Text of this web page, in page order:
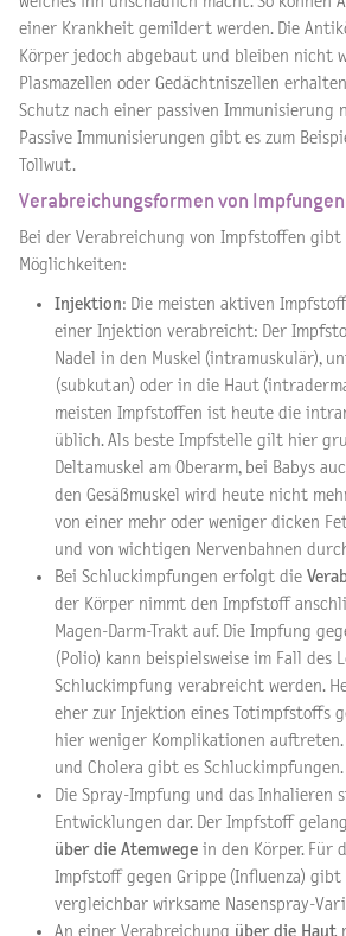
einer Krankheit gemildert werden. Die
Körper jedoch abgebaut und bleiben nicht
Plasmazellen oder Gedächtniszellen
Schutz nach einer passiven Immunisierung
Passive Immunisierungen gibt es zum
Tollwut.
Verabreichungsformen von Impfungen
Bei der Verabreichung von Impfstoffen gibt
Möglichkeiten:
Injektion: Die meisten aktiven
einer Injektion verabreicht: Der
Nadel in den Muskel (intramuskulär),
(subkutan) oder in die Haut
meisten Impfstoffen ist heute die
üblich. Als beste Impfstelle gilt hier
Deltamuskel am Oberarm, bei Babys
den Gesäßmuskel wird heute nicht
von einer mehr oder weniger dicken
und von wichtigen Nervenbahnen
Bei Schluckimpfungen erfolgt die
der Körper nimmt den Impfstoff
Magen-Darm-Trakt auf. Die Impfung
(Polio) kann beispielsweise im Fall des
Schluckimpfung verabreicht werden.
eher zur Injektion eines Totimpfstoffs
hier weniger Komplikationen
und Cholera gibt es Schluckimpfungen.
Die Spray-Impfung und das Inhalieren
Entwicklungen dar. Der Impfstoff
über die Atemwege in den Körper. Für
Impfstoff gegen Grippe (Influenza)
vergleichbar wirksame Nasenspray-
An einer Verabreichung über die Haut